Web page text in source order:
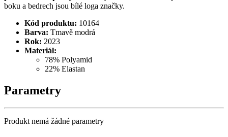
boku a bedrech jsou bílé loga značky.
Kód produktu: 10164
Barva: Tmavě modrá
Rok: 2023
Materiál:
78% Polyamid
22% Elastan
Parametry
Produkt nemá žádné parametry